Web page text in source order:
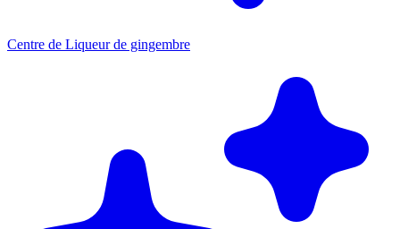
Centre de Liqueur de gingembre